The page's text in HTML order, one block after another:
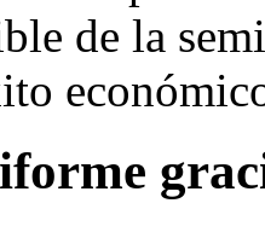
de la